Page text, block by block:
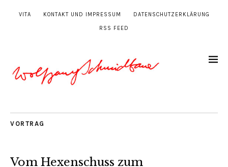
VITA KONTAKT UND IMPRESSUM DATENSCHUTZERKLÄRUNG
RSS FEED
VORTRAG
Vom Hexenschuss zum